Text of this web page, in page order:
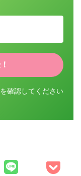
を確認してください